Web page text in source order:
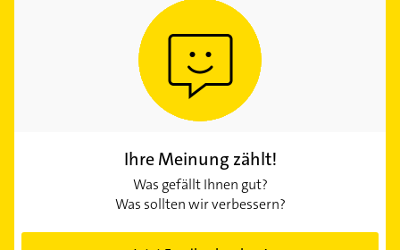
Ihre Meinung zählt!
Was gefällt Ihnen gut?
Was sollten wir verbessern?